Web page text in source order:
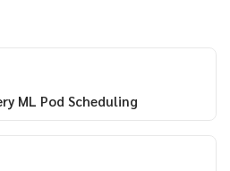
ML Pod Scheduling